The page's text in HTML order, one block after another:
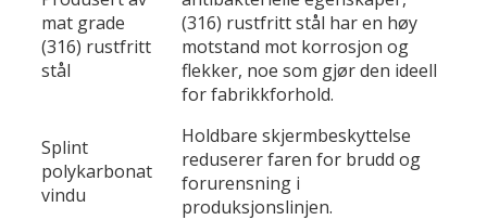
mat grade
(316) rustfritt
stål
(316) rustfritt stål har en høy
motstand mot korrosjon og
flekker, noe som gjør den ideell
for fabrikkforhold.
Splint
polykarbonat
vindu
Holdbare skjermbeskyttelse
reduserer faren for brudd og
forurensning i
produksjonslinjen.